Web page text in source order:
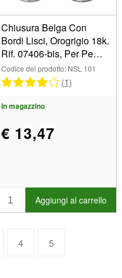
Chiusura Belga Con
Bordi Lisci, Orogrigio 18k.
Rif. 07406-bis, Per Pe
Zzo
Codice del prodotto: NSL 101
(1)
In magazzino
€ 13,47
Aggiungi al carrello
4 5